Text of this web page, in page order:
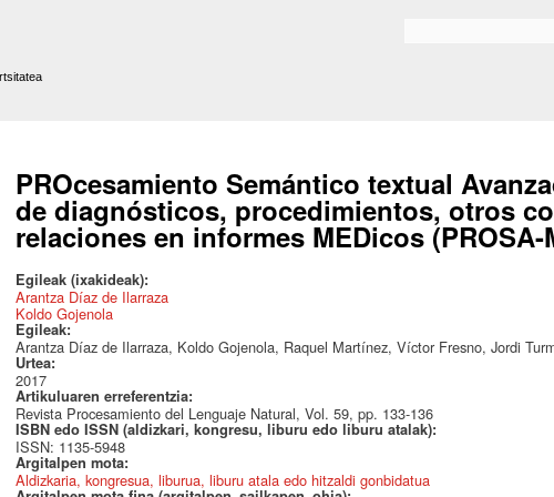
PROcesamiento Semántico textual
de diagnósticos, procedimientos, otros
relaciones en informes MEDicos (PROSA-
Egileak (ixakideak):
Arantza Díaz de Ilarraza
Koldo Gojenola
Egileak:
Arantza Díaz de Ilarraza, Koldo Gojenola, Raquel Martínez, Víctor Fresno, Jordi
Urtea:
2017
Artikuluaren erreferentzia:
Revista Procesamiento del Lenguaje Natural, Vol. 59, pp. 133-136
ISBN edo ISSN (aldizkari, kongresu, liburu edo liburu atalak):
ISSN: 1135-5948
Argitalpen mota:
Aldizkaria, kongresua, liburua, liburu atala edo hitzaldi gonbidatua